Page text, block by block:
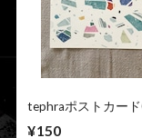
tephraポストカー
¥150